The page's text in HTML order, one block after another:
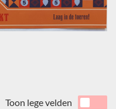
Toon lege velden